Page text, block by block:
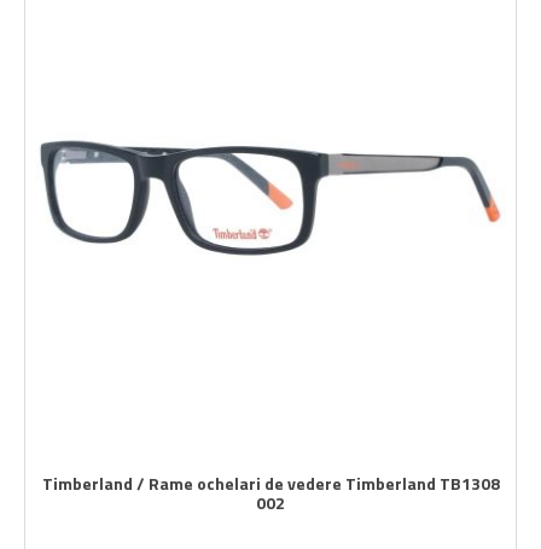
Timberland / Rame ochelari de vedere Timberland TB1308
002